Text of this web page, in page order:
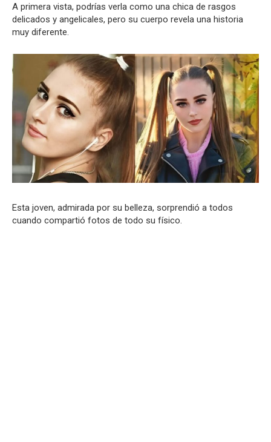
A primera vista, podrías verla como una chica de rasgos
delicados y angelicales, pero su cuerpo revela una historia
muy diferente.
Esta joven, admirada por su belleza, sorprendió a todos
cuando compartió fotos de todo su físico.